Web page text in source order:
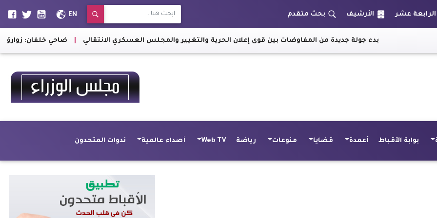
الأرشيف بحث متقدم EN
جولة جديدة من المفاوضات بين قوى إعلان الحرية والتغيير والمجلس العسكري الانتقالي | ضاحي خلفان: زوارق إيران الحكومية
بوابة الأقباط أعمدة قضايا منوعات رياضة Web TV أصداء عالمية ندوات المتحدون